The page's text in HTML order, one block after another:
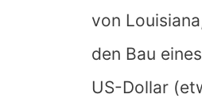
von
den Bau
US-Dollar